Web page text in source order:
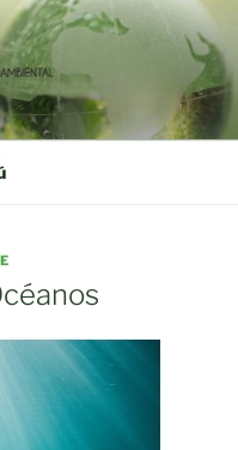
y Medioambiental